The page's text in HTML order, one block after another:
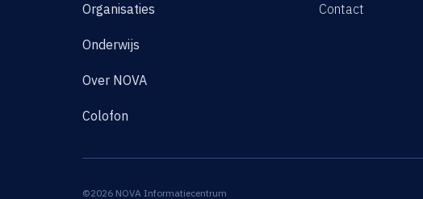
Organisaties
Onderwijs
Over NOVA
Colofon
Contact
©2026 NOVA Informatiecentrum